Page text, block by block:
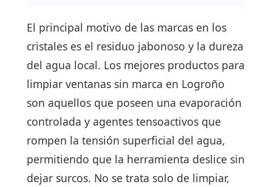
El principal motivo de las marcas en los
cristales es el residuo jabonoso y la dureza
del agua local. Los mejores productos para
limpiar ventanas sin marca en Logroño
son aquellos que poseen una evaporación
controlada y agentes tensoactivos que
rompen la tensión superficial del agua,
permitiendo que la herramienta deslice sin
dejar surcos. No se trata solo de limpiar,